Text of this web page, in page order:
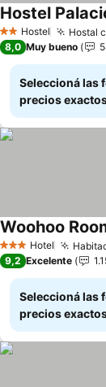
2 Estrellas
Hostel Hostal
Hostel
8,0 Muy bueno
Seleccioná las
precios
3 Estrellas
Hotel
Woohoo
9,2 Excelente
Seleccioná las
precios